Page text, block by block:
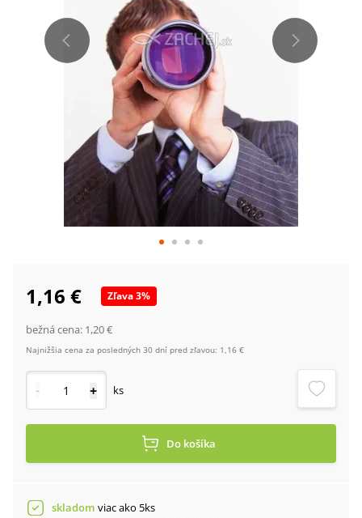
1,16 € Zľava3%
bežná cena: 1,20 €
Najnižšia cena za posledných 30 dní pred zľavou: 1,16 €
- + ks
Do košíka
skladom viac ako 5ks